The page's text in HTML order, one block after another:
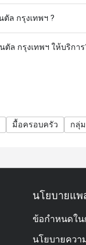
ตัล กรุงเทพฯ ?
ตัล กรุงเทพฯ ให้บริการ
มื้อครอบครัว กลุ่
นโยบายแพ
ข้อกำหนดใน
นโยบายควา